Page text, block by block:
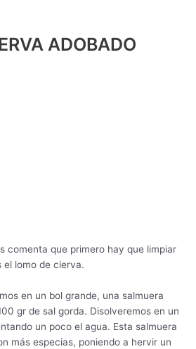
ADOBADO
comenta que primero hay que limpiar
el lomo de cierva.
en un bol grande, una salmuera
gr de sal gorda. Disolveremos en un
un poco el agua. Esta salmuera
más especias, poniendo a hervir un